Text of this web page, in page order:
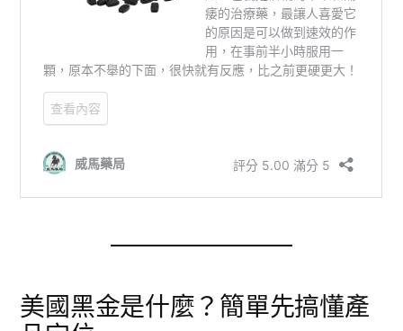
美國黑金是什麼？簡單先搞懂產